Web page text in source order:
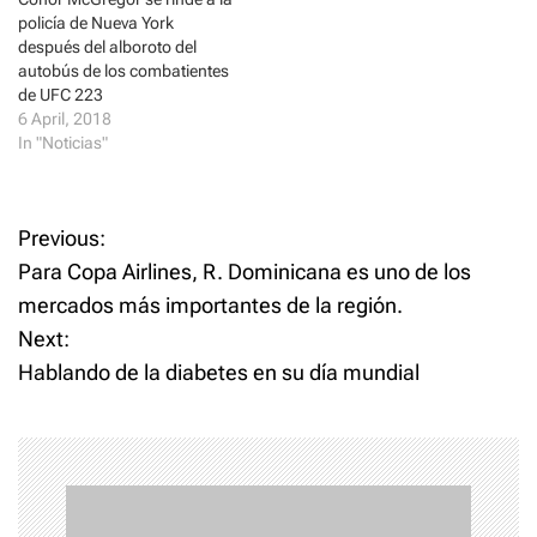
policía de Nueva York
después del alboroto del
autobús de los combatientes
de UFC 223
6 April, 2018
In "Noticias"
P
o
s
n
a
Previous:
Para Copa Airlines, R. Dominicana es uno de los
mercados más importantes de la región.
Next:
Hablando de la diabetes en su día mundial